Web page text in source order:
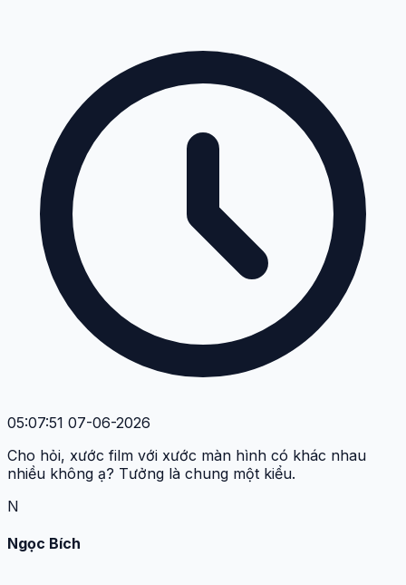
05:07:51 07-06-2026
Cho hỏi, xước film với xước màn hình có khác nhau
nhiều không ạ? Tưởng là chung một kiểu.
N
Ngọc Bích